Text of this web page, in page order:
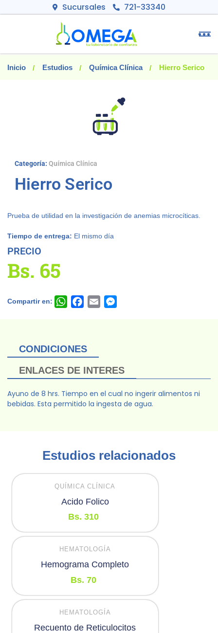
Sucursales 721-33340
Inicio Estudios Química Clínica Hierro Serico
Categoría: Química Clínica
Hierro Serico
Prueba de utilidad en la investigación de anemias microcíticas.
Tiempo de entrega: El mismo día
PRECIO
Bs. 65
Compartir en: WhatsAppFacebook
Email
CONDICIONES
ENLACES DE INTERES
Ayuno de 8 hrs. Tiempo en el cual no ingerir alimentos ni
bebidas. Esta permitido la ingesta de agua.
Estudios relacionados
QUÍMICA CLÍNICA
Acido Folico
Bs. 310
HEMATOLOGÍA
Hemograma Completo
Bs. 70
HEMATOLOGÍA
Recuento de Reticulocitos